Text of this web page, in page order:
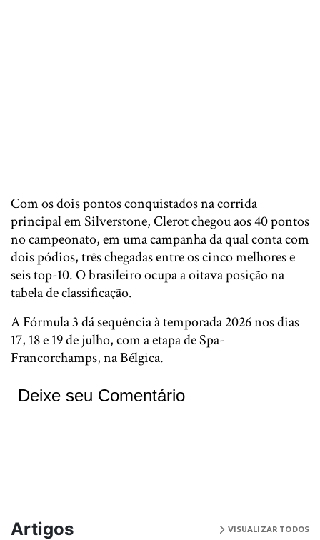
Com os dois pontos conquistados na corrida
principal em Silverstone, Clerot chegou aos 40 pontos
no campeonato, em uma campanha da qual conta com
dois pódios, três chegadas entre os cinco melhores e
seis top-10. O brasileiro ocupa a oitava posição na
tabela de classificação.
A Fórmula 3 dá sequência à temporada 2026 nos dias
17, 18 e 19 de julho, com a etapa de Spa-
Francorchamps, na Bélgica.
Deixe seu Comentário
Artigos
VISUALIZAR TODOS